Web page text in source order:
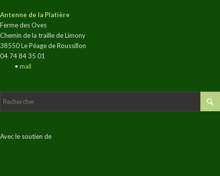
Antenne de la Platière
Ferme des Oves
Chemin de la traille de Limony
38550 Le Péage de Roussillon
04 74 84 35 01
• mail
Avec le soutien de